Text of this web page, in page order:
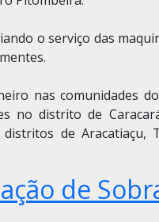
o serviço das
nas comunidades
no distrito de
de Aracatiaçu,
de